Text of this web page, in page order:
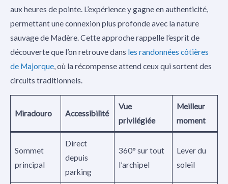
aux heures de pointe. L’expérience y gagne en authenticité,
permettant une connexion plus profonde avec la nature
sauvage de Madère. Cette approche rappelle l’esprit de
découverte que l’on retrouve dans les randonnées côtières
de Majorque, où la récompense attend ceux qui sortent des
circuits traditionnels.
Miradouro Accessibilité
Vue
privilégiée
Meilleur
moment
Sommet
principal
Direct
depuis
parking
360° sur tout
l’archipel
Lever du
soleil